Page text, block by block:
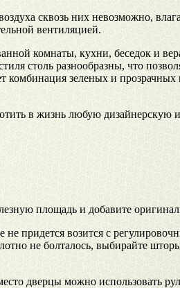
сквозь них невозможно,
вентиляцией.
комнаты, кухни, беседок и
столь разнообразны, что
комбинация зеленых и
в жизнь любую дизайнерскую
площадь и добавите
придется возится с
не болталось, выбирайте
дверцы можно использовать